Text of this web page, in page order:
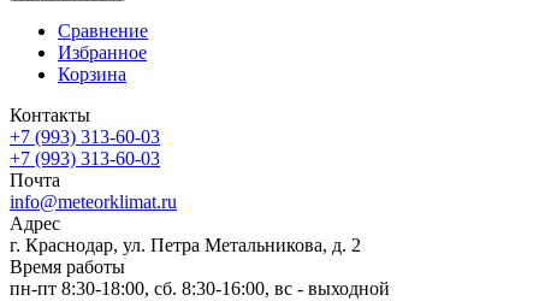
Сравнение
Избранное
Корзина
Контакты
+7 (993) 313-60-03
+7 (993) 313-60-03
Почта
info@meteorklimat.ru
Адрес
г. Краснодар, ул. Петра Метальникова, д. 2
Время работы
пн-пт 8:30-18:00, сб. 8:30-16:00, вс - выходной